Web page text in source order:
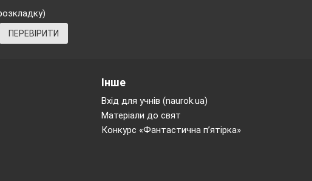
ПЕРЕВІРИТИ
Інше
Вхід для учнів (naurok.ua)
Матеріали до свят
Конкурс «Фантастична п’ятірка»